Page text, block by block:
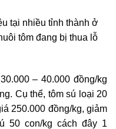
tại nhiều tỉnh thành ở
tôm đang bị thua lỗ
– 40.000 đồng/kg
Cụ thể, tôm sú loại 20
250.000 đồng/kg, giảm
50 con/kg cách đây 1